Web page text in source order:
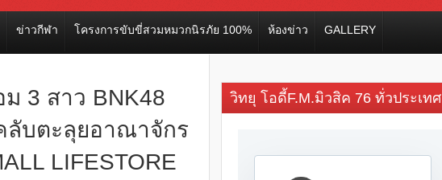
ข่าวกีฬา โครงการขับขี่สวมหมวกนิรภัย 100% ห้องข่าว GALLERY
3 สาว BNK48
ลับตะลุยอาณาจักร
LIFESTORE
วิทยุ โอดี้F.M.มิวสิค 76 ทั่วประเทศ